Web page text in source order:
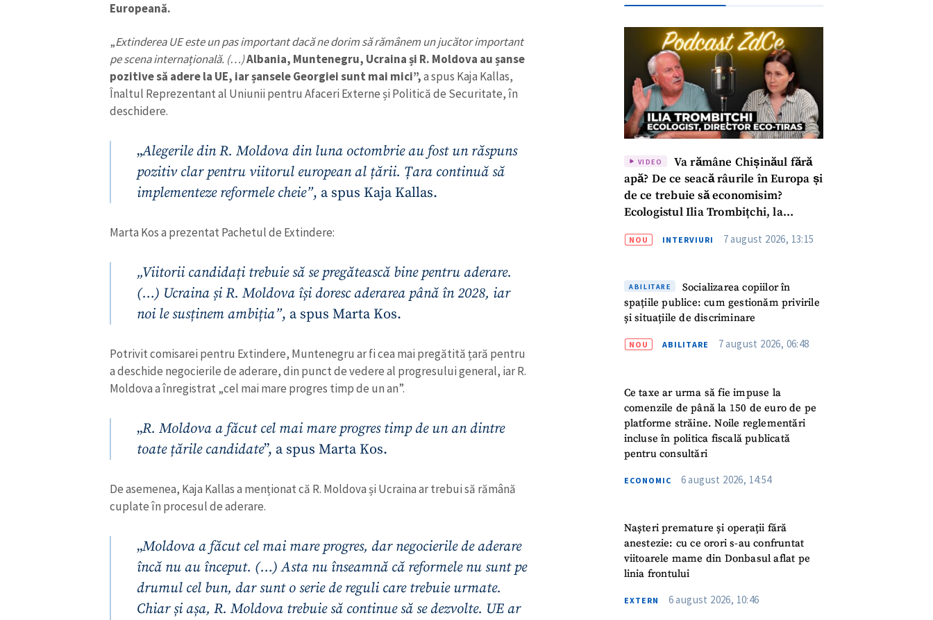
Europeană.
„Extinderea UE este un pas important dacă ne dorim să rămânem un jucător important
pe scena internațională. (…)Albania, Muntenegru, Ucraina și R. Moldova au șanse
pozitive să adere la UE, iar șansele Georgiei sunt mai mici”,a spus Kaja Kallas,
Înaltul Reprezentant al Uniunii pentru Afaceri Externe și Politică de Securitate, în
deschidere.
„Alegerile din R. Moldova din luna octombrie au fost un răspuns
pozitiv clar pentru viitorul european al țării. Țara continuă să
implementeze reformele cheie”, a spus Kaja Kallas.
Marta Kos a prezentat Pachetul de Extindere:
„Viitorii candidați trebuie să se pregătească bine pentru aderare.
(…) Ucraina și R. Moldova își doresc aderarea până în 2028, iar
noi le susținem ambiția”, a spus Marta Kos.
Potrivit comisarei pentru Extindere, Muntenegru ar fi cea mai pregătită țară pentru
a deschide negocierile de aderare, din punct de vedere al progresului general, iar R.
Moldova a înregistrat „cel mai mare progres timp de un an”.
„R. Moldova a făcut cel mai mare progres timp de un an dintre
toate țările candidate”, a spus Marta Kos.
De asemenea, Kaja Kallas a menționat că R. Moldova și Ucraina ar trebui să rămână
cuplate în procesul de aderare.
„Moldova a făcut cel mai mare progres, dar negocierile de aderare
încă nu au început. (…) Asta nu înseamnă că reformele nu sunt pe
drumul cel bun, dar sunt o serie de reguli care trebuie urmate.
Chiar și așa, R. Moldova trebuie să continue să se dezvolte. UE ar
VIDEO
Va rămâne Chișinăul fără
apă? De ce seacă râurile în Europa și
de ce trebuie să economisim?
Ecologistul Ilia Trombițchi, la
NOU INTERVIURI 7 august 2026, 13:15
ABILITARE
Socializarea copiilor în
spațiile publice: cum gestionăm privirile
și situațiile de discriminare
NOU ABILITARE 7 august 2026, 06:48
Ce taxe ar urma să fie impuse la
comenzile de până la 150 de euro de pe
platforme străine. Noile reglementări
incluse în politica fiscală publicată
pentru consultări
ECONOMIC 6 august 2026, 14:54
Nașteri premature și operații fără
anestezie: cu ce orori s-au confruntat
viitoarele mame din Donbasul aflat pe
linia frontului
EXTERN 6 august 2026, 10:46
ȘTIREA MEA
Titlu știre + Adaugă titlu
Link media + Link media
Mesajul știrei + Mesajul știrei
+ Numele meu
+ Telefon personal
Am citit și sunt de acord cupolitica de
TRIMITE ȘTIREA